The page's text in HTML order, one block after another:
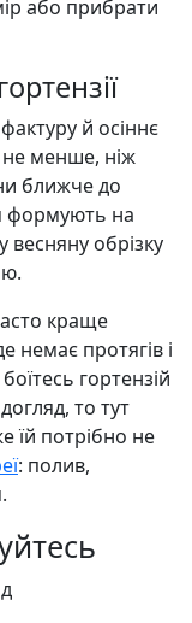
або прибрати
й осіннє
не менше, ніж
ближче до
формують на
обрізку
краще
немає протягів і
гортензій
то тут
їй потрібно не
: полив,